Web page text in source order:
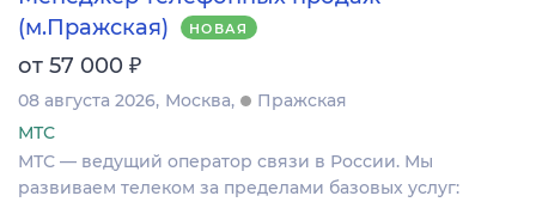
(м.Пражская)
НОВАЯ
от 57 000 ₽
08 августа 2026 Москва
Пражская
МТС
МТС — ведущий оператор связи в России. Мы
развиваем телеком за пределами базовых услуг: